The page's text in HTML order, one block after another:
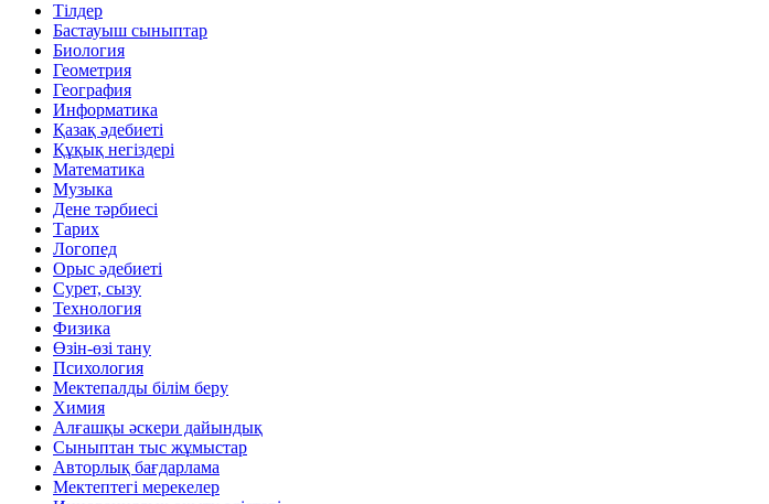
Тілдер
Бастауыш сыныптар
Биология
Геометрия
География
Информатика
Қазақ әдебиеті
Құқық негіздері
Математика
Музыка
Дене тәрбиесі
Тарих
Логопед
Орыс әдебиеті
Сурет, сызу
Технология
Физика
Өзін-өзі тану
Психология
Мектепалды білім беру
Химия
Алғашқы әскери дайындық
Сыныптан тыс жұмыстар
Авторлық бағдарлама
Мектептегі мерекелер